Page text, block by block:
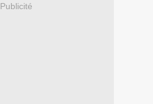
Publicité